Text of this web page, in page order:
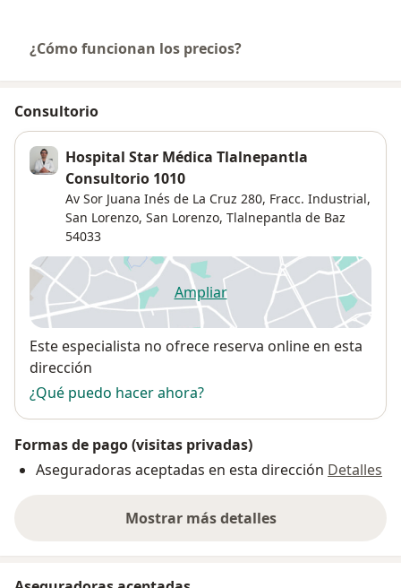
¿Cómo funcionan los precios?
Consultorio
Hospital Star Médica Tlalnepantla
Consultorio 1010
Av Sor Juana Inés de La Cruz 280, Fracc. Industrial,
San Lorenzo, San Lorenzo, Tlalnepantla de Baz
54033
Ampliarse abre en una nueva
Disponibilidad
Este especialista no ofrece reserva online en esta
dirección
¿Qué puedo hacer ahora?
Formas de pago (visitas privadas)
Aseguradoras aceptadas en esta dirección Detalles
Mostrar más detalles
sobre la dirección